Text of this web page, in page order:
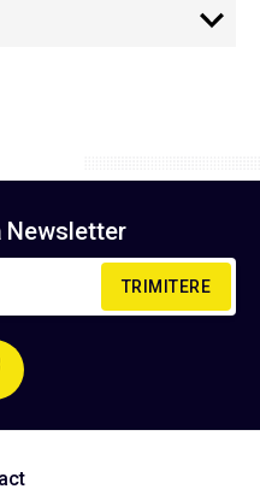
Newsletter
TRIMITERE